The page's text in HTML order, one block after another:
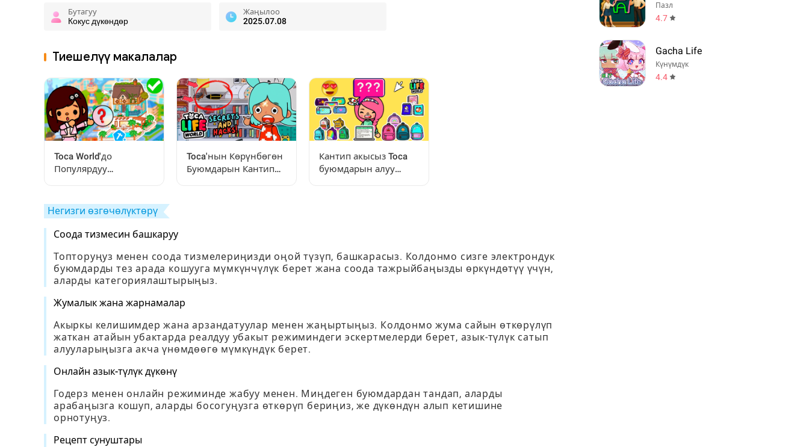
Бутагуу
Кокус дүкөндөр
Жаңылоо
2025.07.08
Тиешелүү макалалар
Toca World'до
Популярдуу
Кайталаса Болот
Toca'нын Көрүнбөгөн
Буюмдарын Кантип
Кантип акысыз Toca
буюмдарын алуу
Негизги өзгөчөлүктөрү
Соода тизмесин башкаруу
Топторуңуз менен соода тизмелериңизди оңой түзүп, башкарасыз. Колдонмо сизге электрондук
буюмдарды тез арада кошууга мүмкүнчүлүк берет жана соода тажрыйбаңызды өркүндөтүү үчүн,
аларды категориялаштырыңыз.
Жумалык жана жарнамалар
Акыркы келишимдер жана арзандатуулар менен жаңыртыңыз. Колдонмо жума сайын өткөрүлүп
жаткан атайын убактарда реалдуу убакыт режиминдеги эскертмелерди берет, азык-түлүк сатып
алууларыңызга акча үнөмдөөгө мүмкүндүк берет.
Онлайн азык-түлүк дүкөнү
Годерз менен онлайн режиминде жабуу менен. Миңдеген буюмдардан тандап, аларды
арабаңызга кошуп, аларды босогуңузга өткөрүп бериңиз, же дүкөндүн алып кетишине
орнотуңуз.
Рецепт сунуштары
Пазл
4.7
Gacha Life
Күнүмдүк
4.4